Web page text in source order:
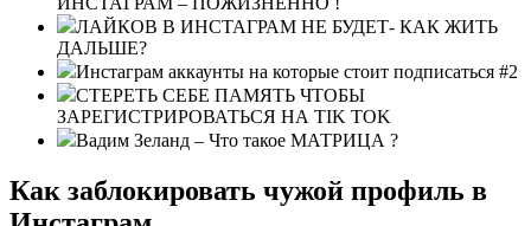
ЛАЙКОВ В ИНСТАГРАМ НЕ БУДЕТ- КАК ЖИТЬ
ДАЛЬШЕ?
Инстаграм аккаунты на которые стоит подписаться #2
СТЕРЕТЬ СЕБЕ ПАМЯТЬ ЧТОБЫ
ЗАРЕГИСТРИРОВАТЬСЯ НА TIK TOK
Вадим Зеланд – Что такое МАТРИЦА ?
Как заблокировать чужой профиль в